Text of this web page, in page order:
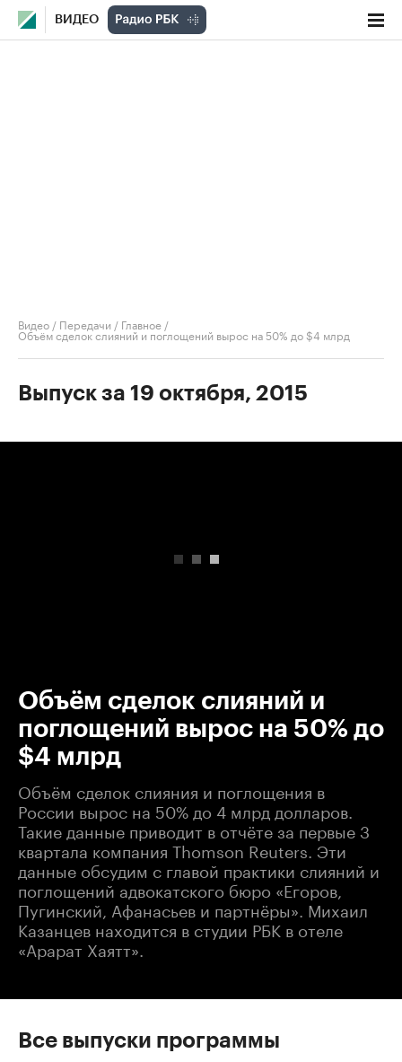
ВИДЕО
Видео / Передачи / Главное /
Объём сделок слияний и поглощений вырос на 50% до $4 млрд
Выпуск за 19 октября, 2015
Объём сделок слияний и
поглощений вырос на 50% до
$4 млрд
Объём сделок слияния и поглощения в
России вырос на 50% до 4 млрд долларов.
Такие данные приводит в отчёте за первые 3
квартала компания Thomson Reuters. Эти
данные обсудим с главой практики слияний и
поглощений адвокатского бюро «Егоров,
Пугинский, Афанасьев и партнёры». Михаил
Казанцев находится в студии РБК в отеле
«Арарат Хаятт».
Все выпуски программы